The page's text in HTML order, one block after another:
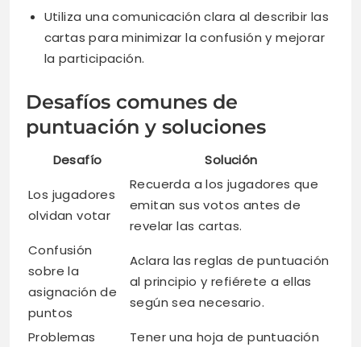
Utiliza una comunicación clara al describir las
cartas para minimizar la confusión y mejorar
la participación.
Desafíos comunes de
puntuación y soluciones
Desafío Solución
Los jugadores
olvidan votar
Recuerda a los jugadores que
emitan sus votos antes de
revelar las cartas.
Confusión
sobre la
asignación de
puntos
Aclara las reglas de puntuación
al principio y refiérete a ellas
según sea necesario.
Problemas
Tener una hoja de puntuación